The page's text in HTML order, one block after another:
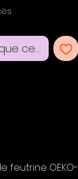
doré pour
6 cm, largeur
cet article
feutrine OEKO-